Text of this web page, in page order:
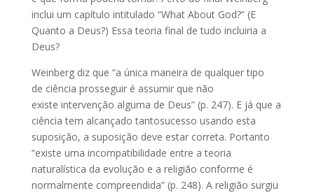
inclui um capítulo intitulado “What About God?” (E
Quanto a Deus?) Essa teoria final de tudo incluiria a
Deus?
Weinberg diz que “a única maneira de qualquer tipo
de ciência prosseguir é assumir que não
existe intervenção alguma de Deus” (p. 247). E já que a
ciência tem alcançado tantosucesso usando esta
suposição, a suposição deve estar correta. Portanto
“existe uma incompatibilidade entre a teoria
naturalística da evolução e a religião conforme é
normalmente compreendida” (p. 248). A religião surgiu